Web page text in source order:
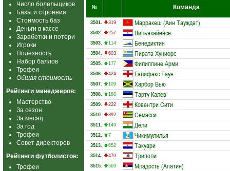
Число болельщиков
Базы и строения
Стоимость баз
Деньги в кассе
Заработки и потери
Игроки
Полезность
Набор баллов
Трофеи
Общая стоимость
Рейтинги менеджеров:
Мастерство
За сезон
За месяц
За год
Трофеи
Совет директоров
Рейтинги футболистов:
Трофеи
№ Команда
3501. 319 Марракеш (Аин Тауждат)
3502. 257 Вильяхайенсе
3503. 114 Бенедиктин
3504. 603 Пирата Хуниорс
3505. 177 Филиппине Арми
3506. 424 Галифакс Таун
3507. 109 Харбор Вью
3508. 188 Тарту Калев
3509. 222 Ковентри Сити
3510. 392 Семасси
3511. 149 Дели
3512. 7 Чикимулилья
3513. 652 Такуари
3514. 470 Триполи
3515. 569 Младость (Апатин)